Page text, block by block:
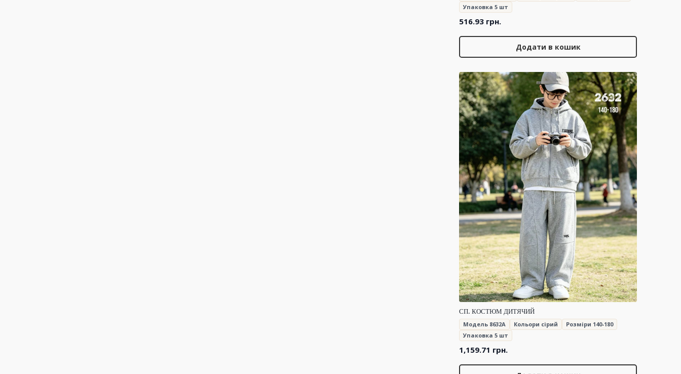
Упаковка 5 шт
516.93 грн.
Додати в кошик
СП. КОСТЮМ ДИТЯЧИЙ
Модель 8632A
Кольори сірий
Розміри 140-180
Упаковка 5 шт
1,159.71 грн.